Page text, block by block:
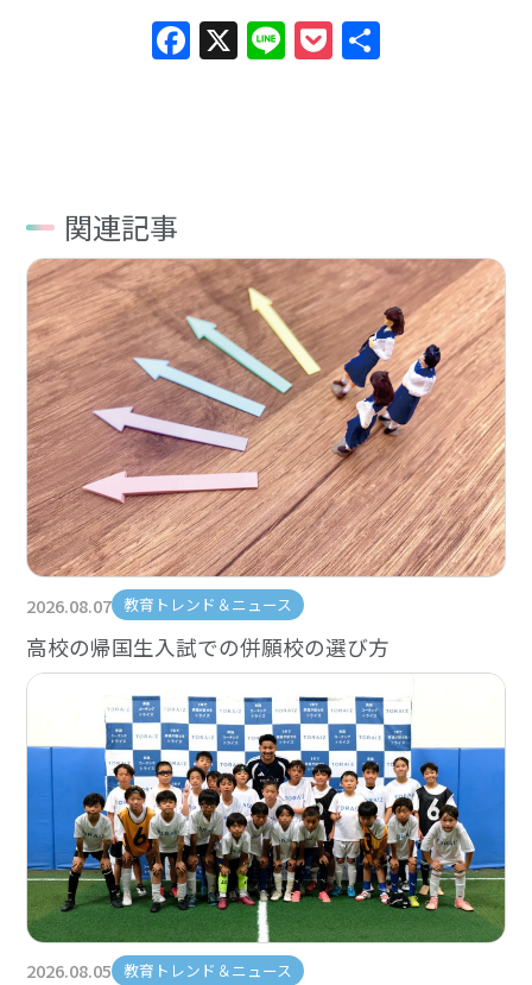
Facebook
X LinePocket
関連記事
2026.08.07 教育トレンド＆ニュース
高校の帰国生入試での併願校の選び方
2026.08.05 教育トレンド＆ニュース